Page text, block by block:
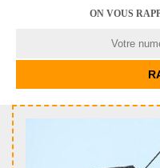
ON VOUS